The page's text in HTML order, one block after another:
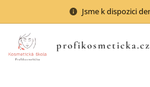
Jsme k dispozici
profikosmeticka.cz